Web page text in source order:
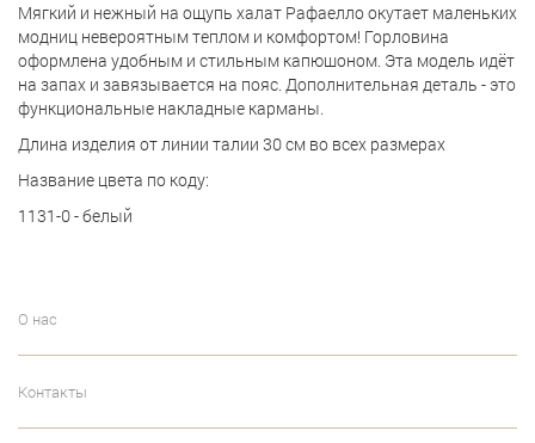
Мягкий и нежный на ощупь халат Рафаелло окутает маленьких
модниц невероятным теплом и комфортом! Горловина
оформлена удобным и стильным капюшоном. Эта модель идёт
на запах и завязывается на пояс. Дополнительная деталь - это
функциональные накладные карманы.
Длина изделия от линии талии 30 см во всех размерах
Название цвета по коду:
1131-0 - белый
О нас
Контакты